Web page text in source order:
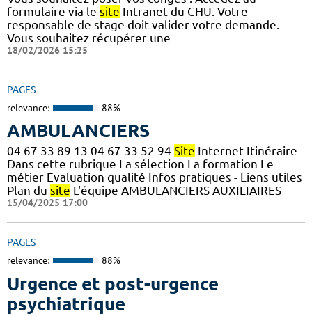
formulaire via le site Intranet du CHU. Votre
responsable de stage doit valider votre demande.
Vous souhaitez récupérer une
18/02/2026 15:25
PAGES
relevance: 88%
AMBULANCIERS
04 67 33 89 13 04 67 33 52 94 Site Internet Itinéraire
Dans cette rubrique La sélection La formation Le
métier Evaluation qualité Infos pratiques - Liens utiles
Plan du site L'équipe AMBULANCIERS AUXILIAIRES
15/04/2025 17:00
PAGES
relevance: 88%
Urgence et post-urgence
psychiatrique